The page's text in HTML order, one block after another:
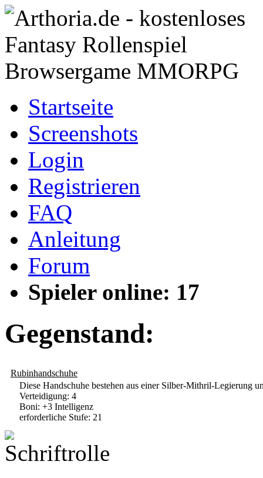
Startseite
Screenshots
Login
Registrieren
FAQ
Anleitung
Forum
Spieler online: 17
Gegenstand:
Rubinhandschuhe
Diese Handschuhe bestehen aus einer Silber-Mithril-Legierung
Verteidigung: 4
Boni: +3 Intelligenz
erforderliche Stufe: 21